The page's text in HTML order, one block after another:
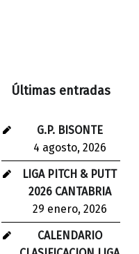
Últimas entradas
G.P. BISONTE
4 agosto, 2026
LIGA PITCH & PUTT
2026 CANTABRIA
29 enero, 2026
CALENDARIO